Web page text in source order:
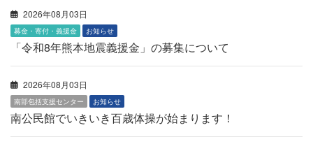
2026年08月03日
募金・寄付・義援金 お知らせ
「令和8年熊本地震義援金」の募集について
2026年08月03日
南部包括支援センター お知らせ
南公民館でいきいき百歳体操が始まります！